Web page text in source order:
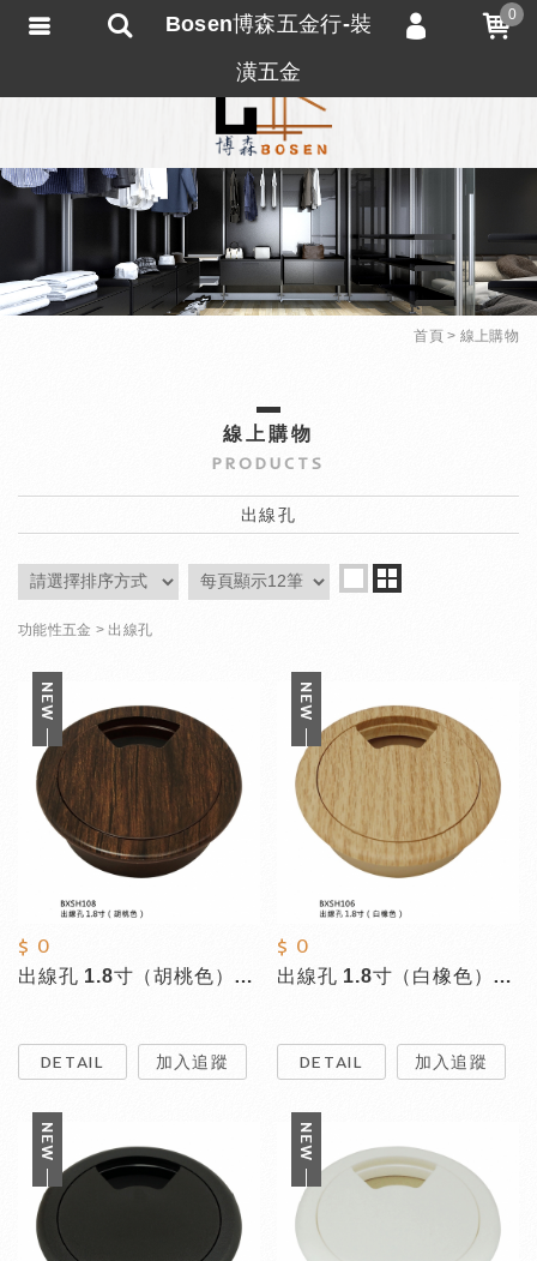
首頁 線上購物
線上購物
PRODUCTS
出線孔
功能性五金 出線孔
$ 0
出線孔 1.8寸（胡桃色）BXSH108
DETAIL 加入追蹤
$ 0
出線孔 1.8寸（白橡色）BXSH106
DETAIL 加入追蹤
Bosen博森五金行-裝
潢五金
0
會員登入
忘記密碼
訂單查詢
匯款通知